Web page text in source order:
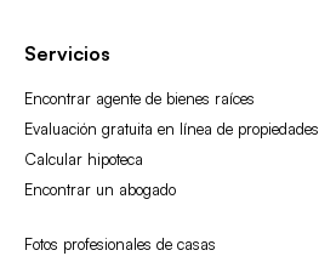
Servicios
Encontrar agente de bienes raíces
Evaluación gratuita en línea de propiedades
Calcular hipoteca
Encontrar un abogado
Fotos profesionales de casas